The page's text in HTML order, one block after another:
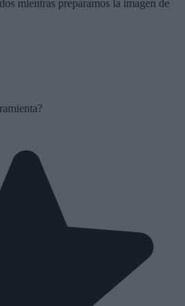
mientras preparamos la imagen de